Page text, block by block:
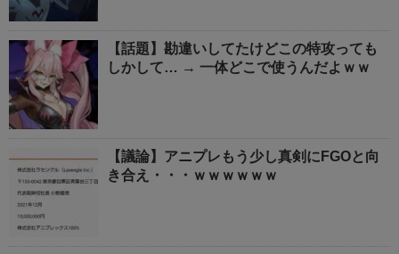
【話題】勘違いしてたけどこの特攻っても
しかして… → 一体どこで使うんだよｗｗ
【議論】アニプレもう少し真剣にFGOと向
き合え・・・ｗｗｗｗｗｗ